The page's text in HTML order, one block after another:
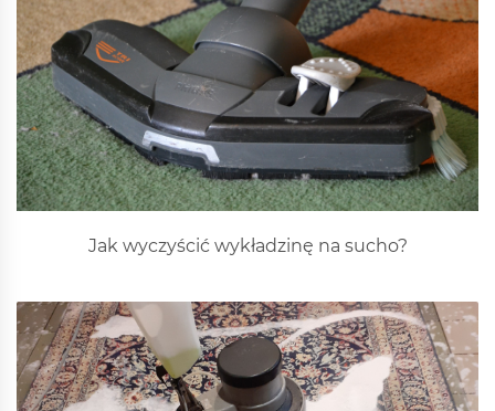
Jak wyczyścić wykładzinę na sucho?